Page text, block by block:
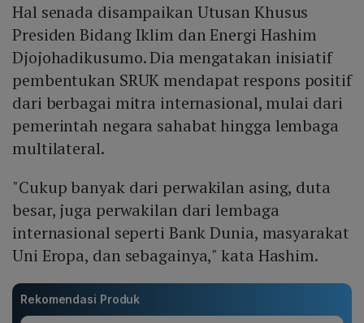
Hal senada disampaikan Utusan Khusus
Presiden Bidang Iklim dan Energi Hashim
Djojohadikusumo. Dia mengatakan inisiatif
pembentukan SRUK mendapat respons positif
dari berbagai mitra internasional, mulai dari
pemerintah negara sahabat hingga lembaga
multilateral.
"Cukup banyak dari perwakilan asing, duta
besar, juga perwakilan dari lembaga
internasional seperti Bank Dunia, masyarakat
Uni Eropa, dan sebagainya," kata Hashim.
Rekomendasi Produk